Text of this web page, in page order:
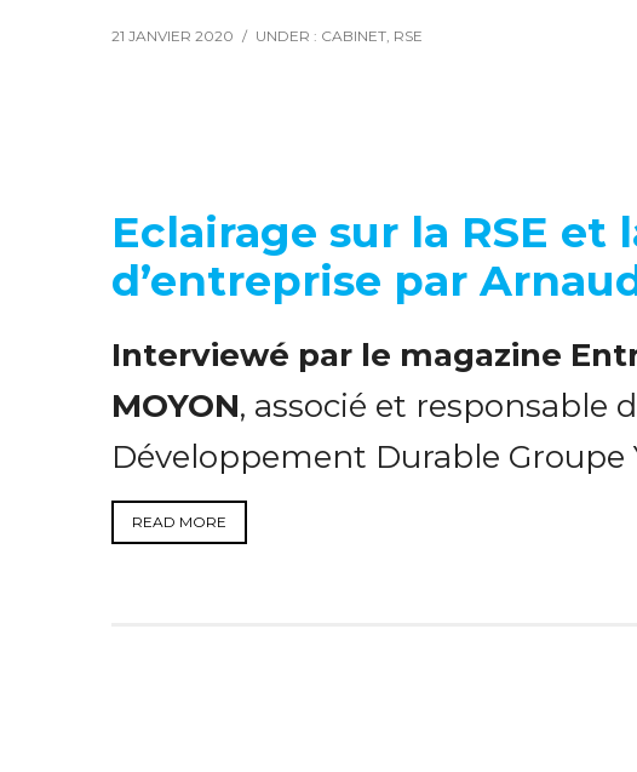
21 JANVIER 2020 / UNDER : CABINET, RSE
Eclairage sur la RSE et
d’entreprise par
Interviewé par le magazine
MOYON, associé et responsable
Développement Durable Groupe
READ MORE